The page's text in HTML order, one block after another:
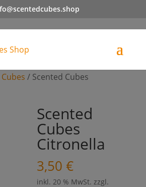
/ Scented Cubes
Scented
Cubes
Citronella
3,50€
inkl. 20 % MwSt. zzgl.